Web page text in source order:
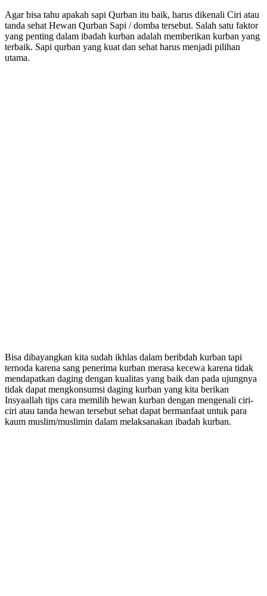
Agar bisa tahu apakah sapi Qurban itu baik, harus dikenali Ciri atau
tanda sehat Hewan Qurban Sapi / domba tersebut. Salah satu faktor
yang penting dalam ibadah kurban adalah memberikan kurban yang
terbaik. Sapi qurban yang kuat dan sehat harus menjadi pilihan
utama.
Bisa dibayangkan kita sudah ikhlas dalam beribdah kurban tapi
ternoda karena sang penerima kurban merasa kecewa karena tidak
mendapatkan daging dengan kualitas yang baik dan pada ujungnya
tidak dapat mengkonsumsi daging kurban yang kita berikan
Insyaallah tips cara memilih hewan kurban dengan mengenali ciri-
ciri atau tanda hewan tersebut sehat dapat bermanfaat untuk para
kaum muslim/muslimin dalam melaksanakan ibadah kurban.